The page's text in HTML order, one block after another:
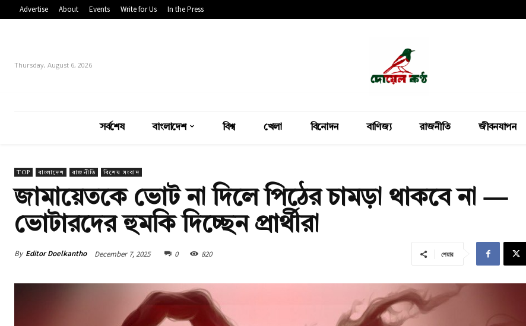
Advertise About Events Write for Us In the Press
Thursday, August 6, 2026
সর্বশেষ বাংলাদেশ বিশ্ব খেলা বিনোদন বাণিজ্য রাজনীতি জীবনযাপন
TOP বাংলাদেশ রাজনীতি বিশেষ সংবাদ
জামায়েতকে ভোট না দিলে পিঠের চামড়া থাকবে না —
ভোটারদের হুমকি দিচ্ছেন প্রার্থীরা
By Editor Doelkantho December 7, 2025 0 820 শেয়ার